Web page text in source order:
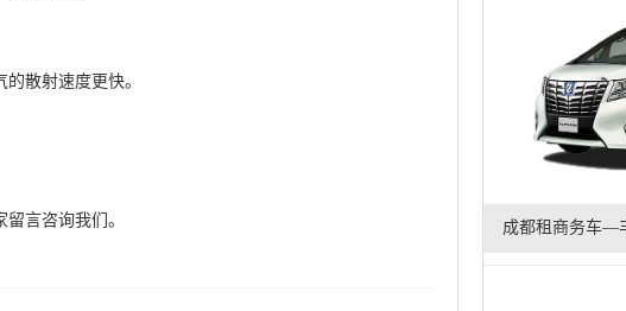
散射速度更快。
言咨询我们。 成都租商务车—